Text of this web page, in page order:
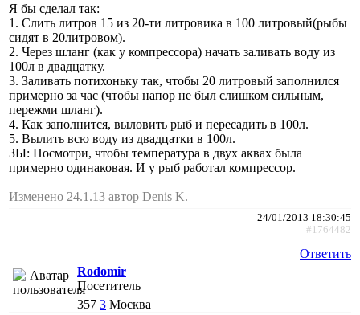
Я бы сделал так:
1. Слить литров 15 из 20-ти литровика в 100 литровый(рыбы
сидят в 20литровом).
2. Через шланг (как у компрессора) начать заливать воду из
100л в двадцатку.
3. Заливать потихоньку так, чтобы 20 литровый заполнился
примерно за час (чтобы напор не был слишком сильным,
пережми шланг).
4. Как заполнится, выловить рыб и пересадить в 100л.
5. Вылить всю воду из двадцатки в 100л.
ЗЫ: Посмотри, чтобы температура в двух аквах была
примерно одинаковая. И у рыб работал компрессор.
Изменено 24.1.13 автор Denis K.
24/01/2013 18:30:45
#1764482
Ответить
Rodomir
Посетитель
357 3 Москва